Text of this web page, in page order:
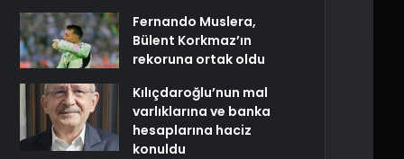
Fernando Muslera,
Bülent Korkmaz’ın
rekoruna ortak oldu
Kılıçdaroğlu’nun mal
varlıklarına ve banka
hesaplarına haciz
konuldu